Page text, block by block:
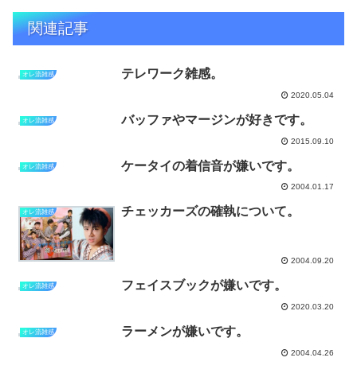
関連記事
オレ流雑感 テレワーク雑感。
2020.05.04
オレ流雑感 バッファやマージンが好きです。
2015.09.10
オレ流雑感 ケータイの着信音が嫌いです。
2004.01.17
オレ流雑感 チェッカーズの確執について。
2004.09.20
オレ流雑感 フェイスブックが嫌いです。
2020.03.20
オレ流雑感 ラーメンが嫌いです。
2004.04.26